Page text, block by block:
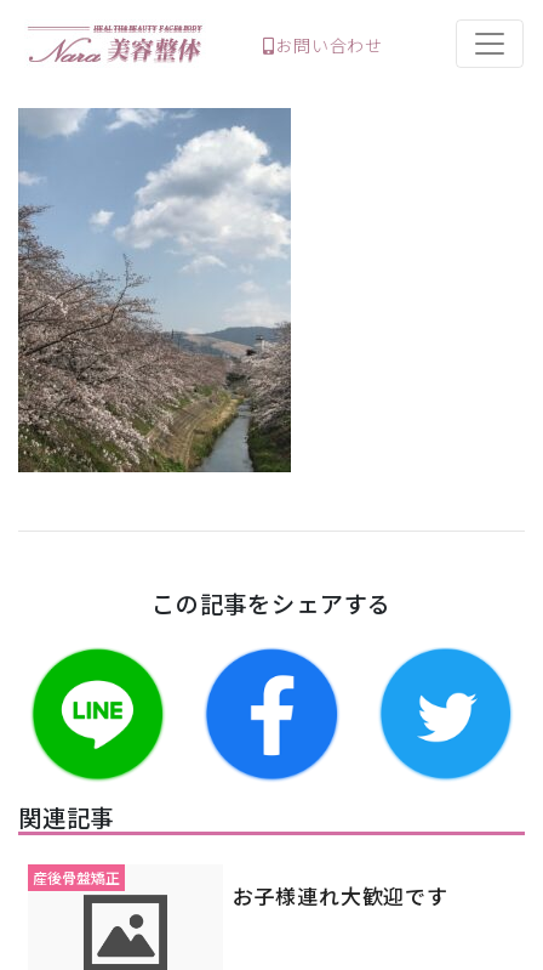
お問い合わせ
この記事をシェアする
関連記事
産後骨盤矯正
お子様連れ大歓迎です